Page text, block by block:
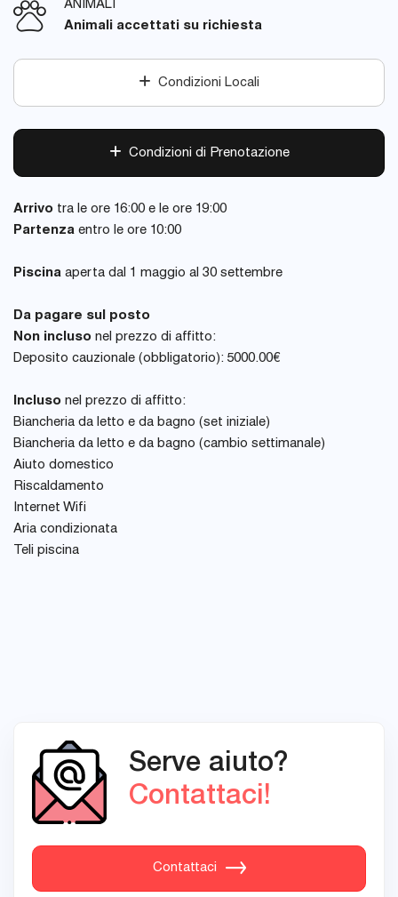
ANIMALI
Animali accettati su richiesta
Condizioni Locali
Condizioni di Prenotazione
Arrivo tra le ore 16:00 e le ore 19:00
Partenza entro le ore 10:00
Piscina aperta dal 1 maggio al 30 settembre
Da pagare sul posto
Non incluso nel prezzo di affitto:
Deposito cauzionale (obbligatorio): 5000.00€
Incluso nel prezzo di affitto:
Biancheria da letto e da bagno (set iniziale)
Biancheria da letto e da bagno (cambio settimanale)
Aiuto domestico
Riscaldamento
Internet Wifi
Aria condizionata
Teli piscina
Serve aiuto?
Contattaci!
Contattaci